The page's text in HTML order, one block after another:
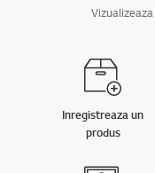
Vizualizeaza
Inregistreaza un
produs